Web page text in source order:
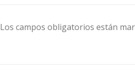
Los campos obligatorios están